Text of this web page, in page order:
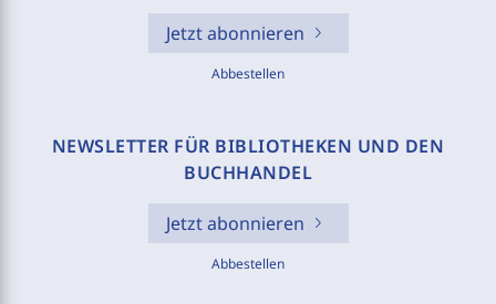
Jetzt abonnieren
Abbestellen
NEWSLETTER FÜR BIBLIOTHEKEN UND DEN
BUCHHANDEL
Jetzt abonnieren
Abbestellen